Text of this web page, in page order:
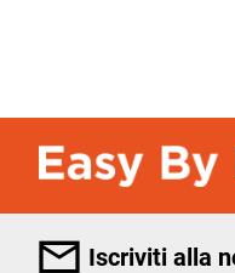
Iscriviti alla